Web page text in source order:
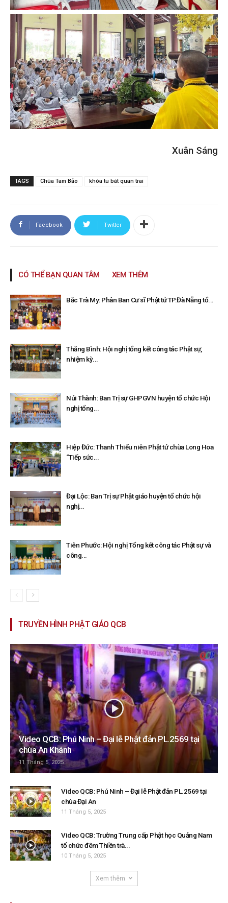
Xuân Sáng
TAGS Chùa Tam Bảo khóa tu bát quan trai
Facebook Twitter
CÓ THỂ BẠN QUAN TÂM XEM THÊM
Bắc Trà My: Phân Ban Cư sĩ Phật tử TP.Đà Nẵng tổ...
Thăng Bình: Hội nghị tổng kết công tác Phật sự,
nhiệm kỳ...
Núi Thành: Ban Trị sự GHPGVN huyện tổ chức Hội
nghị tổng...
Hiệp Đức: Thanh Thiếu niên Phật tử chùa Long Hoa
“Tiếp sức...
Đại Lộc: Ban Trị sự Phật giáo huyện tổ chức hội
nghị...
Tiên Phước: Hội nghị Tổng kết công tác Phật sự và
công...
TRUYỀN HÌNH PHẬT GIÁO QCB
Video QCB: Phú Ninh – Đại lễ Phật đản PL.2569 tại
chùa An Khánh
11 Tháng 5, 2025
Video QCB: Phú Ninh – Đại lễ Phật đản PL.2569 tại
chùa Đại An
11 Tháng 5, 2025
Video QCB: Trường Trung cấp Phật học Quảng Nam
tổ chức đêm Thiền trà...
10 Tháng 5, 2025
Xem thêm